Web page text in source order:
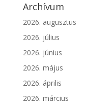
Archívum
2026. augusztus
2026. július
2026. június
2026. május
2026. április
2026. március